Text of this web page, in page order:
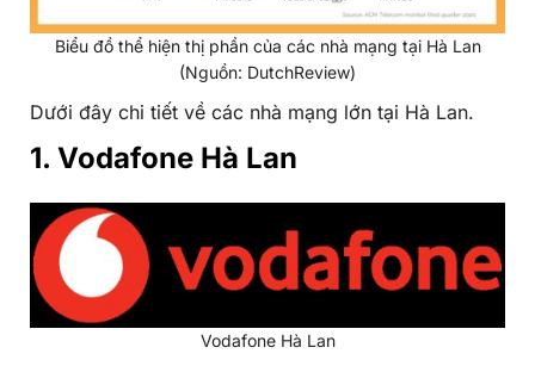
Biểu đồ thể hiện thị phần của các nhà mạng tại Hà Lan
(Nguồn: DutchReview)
Dưới đây chi tiết về các nhà mạng lớn tại Hà Lan.
1. Vodafone Hà Lan
Vodafone Hà Lan